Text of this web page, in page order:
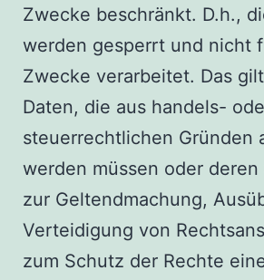
Zwecke beschränkt. D.h.,
werden gesperrt und nicht
Zwecke verarbeitet. Das
Daten, die aus handels-
steuerrechtlichen Gründen
werden müssen oder
zur Geltendmachung,
Verteidigung von
zum Schutz der Rechte